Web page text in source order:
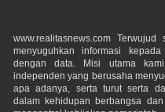
www.realitasnews.com
menyuguhkan informasi
dengan data. Misi utama
independen yang berusaha
apa adanya, serta turut serta
dalam kehidupan berbangsa